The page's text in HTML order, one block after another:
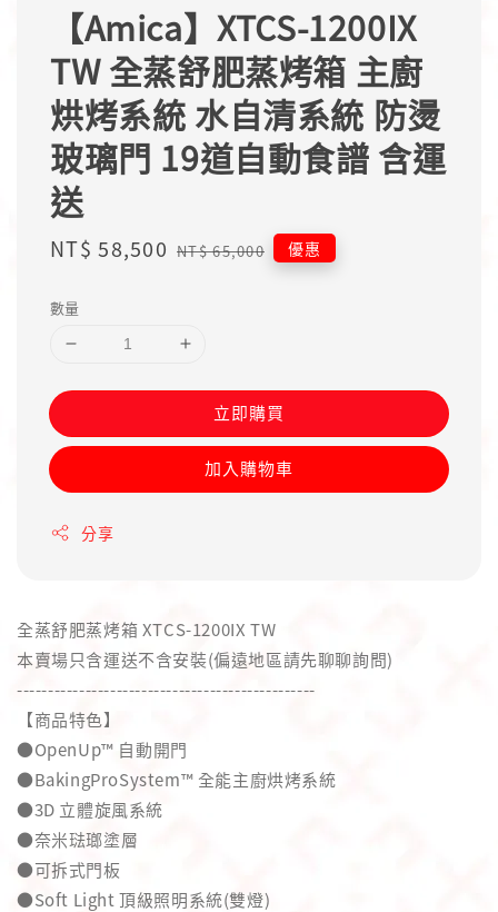
【Amica】XTCS-1200IX
TW 全蒸舒肥蒸烤箱 主廚
烘烤系統 水自清系統 防燙
玻璃門 19道自動食譜 含運
送
Sale
NT$ 58,500 Regular
NT$ 65,000 優惠
數量
立即購買
加入購物車
分享
全蒸舒肥蒸烤箱 XTCS-1200IX TW
本賣場只含運送不含安裝(偏遠地區請先聊聊詢問)
------------------------------------------------
【商品特色】
●OpenUp™ 自動開門
●BakingProSystem™ 全能主廚烘烤系統
●3D 立體旋風系統
●奈米琺瑯塗層
●可拆式門板
●Soft Light 頂級照明系統(雙燈)